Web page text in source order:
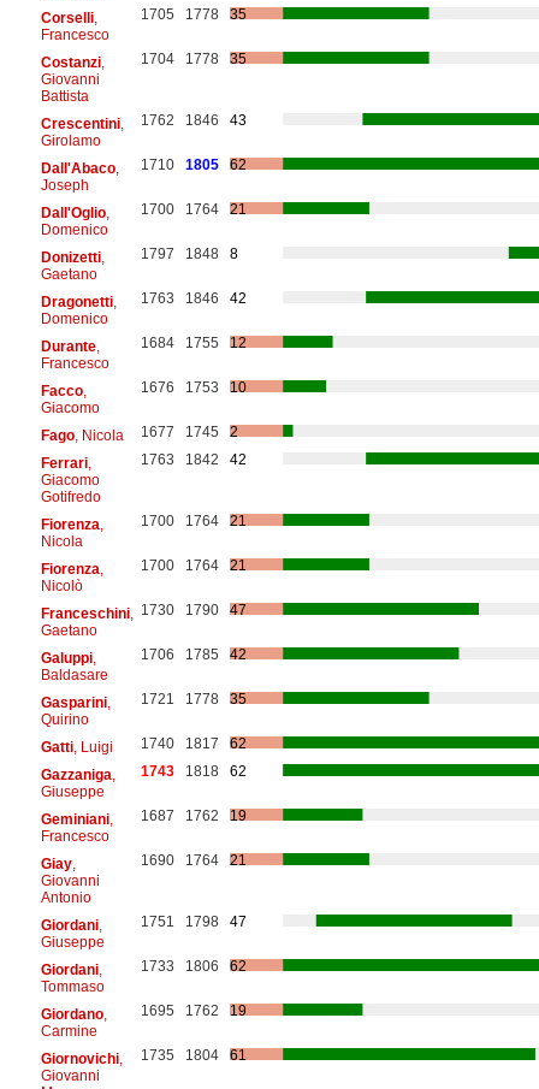
Corselli,
Francesco
1705 1778 35
Costanzi,
Giovanni
Battista
1704 1778 35
Crescentini,
Girolamo
1762 1846 43
Dall'Abaco,
Joseph
1710 1805 62
Dall'Oglio,
Domenico
1700 1764 21
Donizetti,
Gaetano
1797 1848 8
Dragonetti,
Domenico
1763 1846 42
Durante,
Francesco
1684 1755 12
Facco,
Giacomo
1676 1753 10
Fago, Nicola 1677 1745
2
Ferrari,
Giacomo
Gotifredo
1763 1842 42
Fiorenza
Nicola
1700 1764 21
Fiorenza
Nicolò
1700 1764 21
Franceschini,
Gaetano
1730 1790 47
Galuppi,
Baldasare
1706 1785 42
Gasparini,
Quirino
1721 1778 35
Gatti, Luigi 1740 1817
62
Gazzaniga
Giuseppe
1743 1818 62
Geminiani,
Francesco
1687 1762 19
Giay,
Giovanni
Antonio
1690 1764 21
Giordani,
Giuseppe
1751 1798 47
Giordani,
Tommaso
1733 1806 62
Giordano,
Carmine
1695 1762 19
Giornovichi,
Giovanni
1735 1804 61